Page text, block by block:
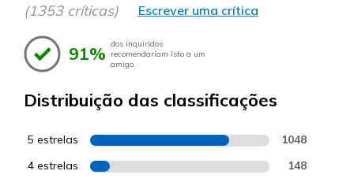
(1353 críticas) Escrever uma crítica
91% dos inquiridos
recomendariam isto a um
amigo.
Distribuição das classificações
5 estrelas 1048
4 estrelas 148